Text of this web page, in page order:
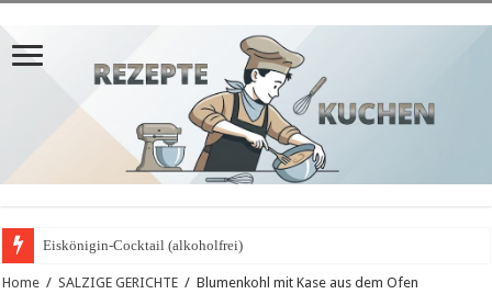
Eiskönigin-Cocktail (alkoholfrei)
Home / SALZIGE GERICHTE / Blumenkohl mit Kase aus dem Ofen